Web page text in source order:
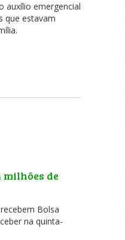
auxílio emergencial
que estavam
de
Bolsa
na quinta-